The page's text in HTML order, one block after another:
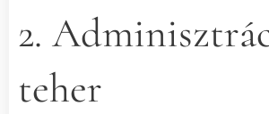
2.
teher